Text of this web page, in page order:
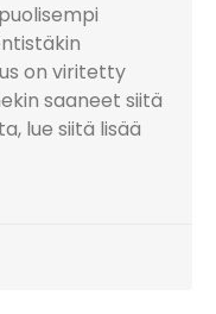
on viritetty
saaneet siitä
lue siitä lisää